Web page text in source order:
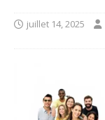
juillet 14, 2025